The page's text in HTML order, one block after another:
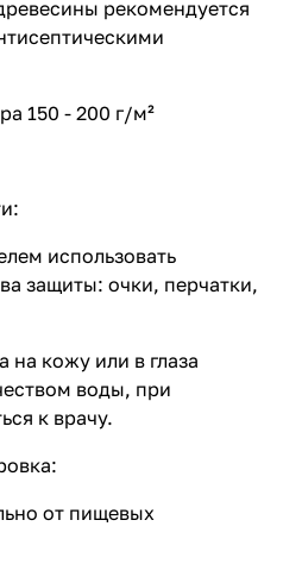
рекомендуется
150 - 200 г/м²
использовать
защиты: очки, перчатки,
на кожу или в глаза
воды, при
к врачу.
от пищевых